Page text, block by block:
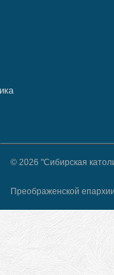
© 2026 "Сибирская
Преображенской